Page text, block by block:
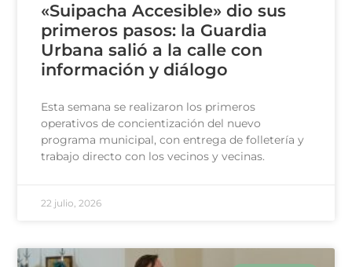
«Suipacha Accesible» dio sus
primeros pasos: la Guardia
Urbana salió a la calle con
información y diálogo
Esta semana se realizaron los primeros
operativos de concientización del nuevo
programa municipal, con entrega de folletería y
trabajo directo con los vecinos y vecinas.
22 julio, 2026